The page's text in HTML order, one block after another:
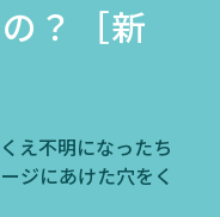
？［新
え不明になったち
ジにあけた穴をく